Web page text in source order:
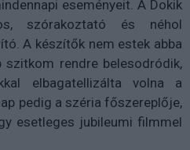
eseményeit. A Dokik
szórakoztató és néhol
A készítők nem estek abba
szitkom rendre belesodródik,
elbagatellizálta volna a
pedig a széria főszereplője,
esetleges jubileumi filmmel